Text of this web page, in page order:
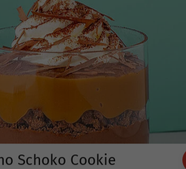
Schoko Cookie